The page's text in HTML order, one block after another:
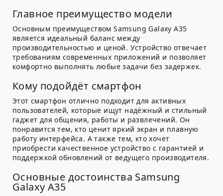
Главное преимущество модели
Основным преимуществом Samsung Galaxy A35
является идеальный баланс между
производительностью и ценой. Устройство отвечает
требованиям современных приложений и позволяет
комфортно выполнять любые задачи без задержек.
Кому подойдёт смартфон
Этот смартфон отлично подходит для активных
пользователей, которые ищут надёжный и стильный
гаджет для общения, работы и развлечений. Он
понравится тем, кто ценит яркий экран и плавную
работу интерфейса. А также тем, кто хочет
приобрести качественное устройство с гарантией и
поддержкой обновлений от ведущего производителя.
Основные достоинства Samsung
Galaxy A35